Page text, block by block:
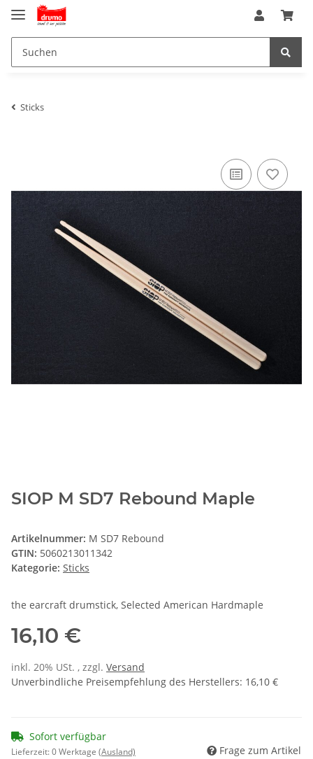
Sticks
SIOP M SD7 Rebound Maple
Artikelnummer: M SD7 Rebound
GTIN: 5060213011342
Kategorie: Sticks
the earcraft drumstick, Selected American Hardmaple
16,10 €
inkl. 20% USt. , zzgl. Versand
Unverbindliche Preisempfehlung des Herstellers: 16,10 €
Sofort verfügbar
Lieferzeit:0 Werktage (Ausland) Frage zum Artikel